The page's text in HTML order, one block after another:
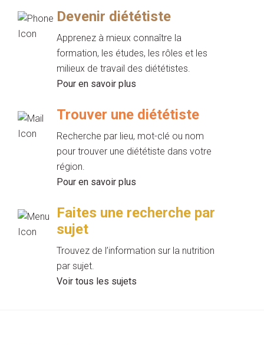
Devenir diététiste
Apprenez à mieux connaître la
formation, les études, les rôles et les
milieux de travail des diététistes.
Pour en savoir plus
Trouver une diététiste
Recherche par lieu, mot-clé ou nom
pour trouver une diététiste dans votre
région.
Pour en savoir plus
Faites une recherche par
sujet
Trouvez de l’information sur la nutrition
par sujet.
Voir tous les sujets